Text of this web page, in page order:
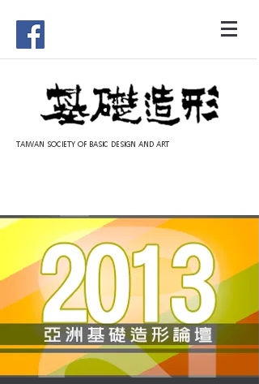
TAIWAN SOCIETY OF BASIC DESIGN AND ART